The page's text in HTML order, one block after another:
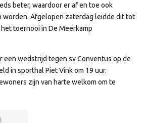
beter, waardoor er af en toe ook
worden. Afgelopen zaterdag leidde dit tot
toernooi in De Meerkamp
een wedstrijd tegen sv Conventus op de
in sporthal Piet Vink om 19 uur.
zijn van harte welkom om te